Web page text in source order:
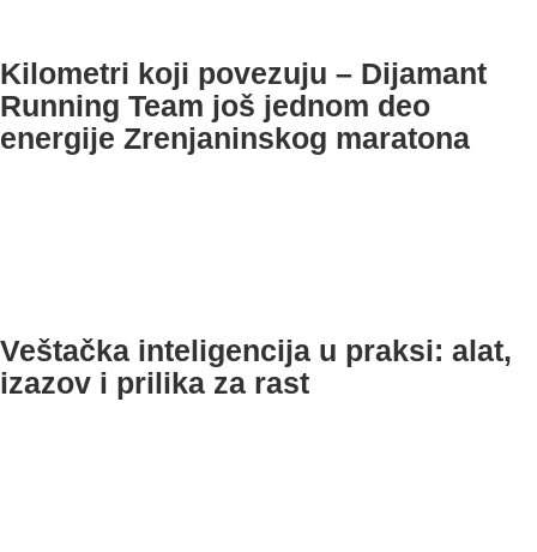
Kilometri koji povezuju – Dijamant
Running Team još jednom deo
energije Zrenjaninskog maratona
Veštačka inteligencija u praksi: alat,
izazov i prilika za rast